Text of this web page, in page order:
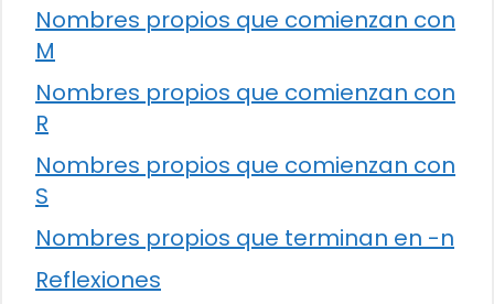
Nombres propios que comienzan con
M
Nombres propios que comienzan con
R
Nombres propios que comienzan con
S
Nombres propios que terminan en -n
Reflexiones